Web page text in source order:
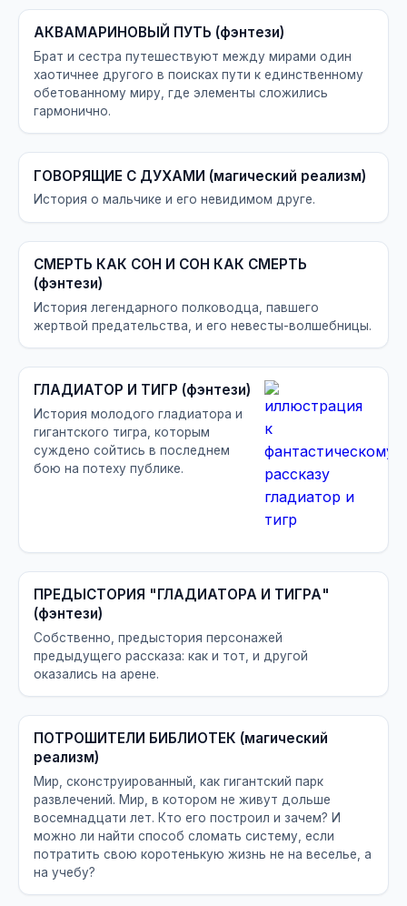
АКВАМАРИНОВЫЙ ПУТЬ (фэнтези)
Брат и сестра путешествуют между мирами один
хаотичнее другого в поисках пути к единственному
обетованному миру, где элементы сложились
гармонично.
ГОВОРЯЩИЕ С ДУХАМИ (магический реализм)
История о мальчике и его невидимом друге.
СМЕРТЬ КАК СОН И СОН КАК СМЕРТЬ
(фэнтези)
История легендарного полководца, павшего
жертвой предательства, и его невесты-волшебницы.
ГЛАДИАТОР И ТИГР (фэнтези)
История молодого гладиатора и
гигантского тигра, которым
суждено сойтись в последнем
бою на потеху публике.
ПРЕДЫСТОРИЯ "ГЛАДИАТОРА И ТИГРА"
(фэнтези)
Собственно, предыстория персонажей
предыдущего рассказа: как и тот, и другой
оказались на арене.
ПОТРОШИТЕЛИ БИБЛИОТЕК (магический
реализм)
Мир, сконструированный, как гигантский парк
развлечений. Мир, в котором не живут дольше
восемнадцати лет. Кто его построил и зачем? И
можно ли найти способ сломать систему, если
потратить свою коротенькую жизнь не на веселье, а
на учебу?